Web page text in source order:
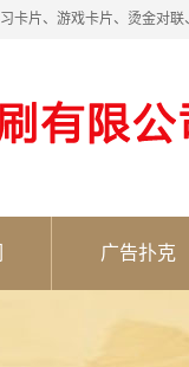
卡片、游戏卡片、烫金对联
广告扑克